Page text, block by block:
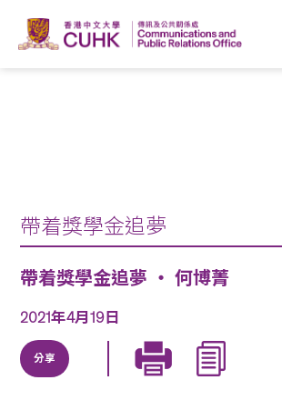
帶着獎學金追夢
帶着獎學金追夢 ‧ 何博菁
2021年4月19日
分享